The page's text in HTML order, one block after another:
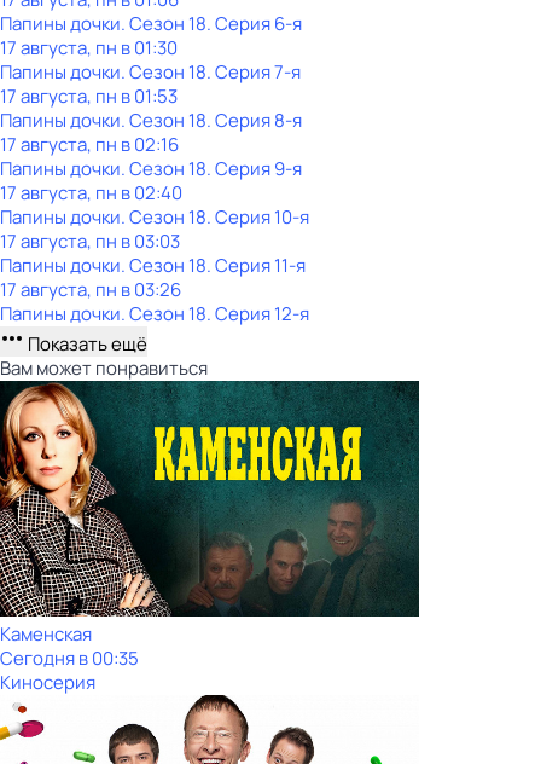
Папины дочки. Сезон 18. Серия 6-я
17 августа, пн в 01:30
Папины дочки. Сезон 18. Серия 7-я
17 августа, пн в 01:53
Папины дочки. Сезон 18. Серия 8-я
17 августа, пн в 02:16
Папины дочки. Сезон 18. Серия 9-я
17 августа, пн в 02:40
Папины дочки. Сезон 18. Серия 10-я
17 августа, пн в 03:03
Папины дочки. Сезон 18. Серия 11-я
17 августа, пн в 03:26
Папины дочки. Сезон 18. Серия 12-я
Показать ещё
Вам может понравиться
Каменская
Сегодня в 00:35
Киносерия